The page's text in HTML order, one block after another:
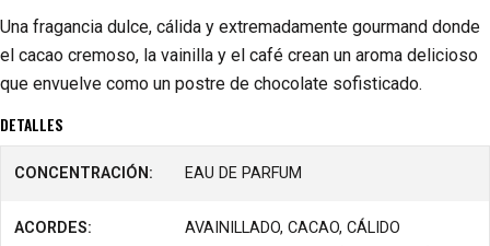
Una fragancia dulce, cálida y extremadamente gourmand donde
el cacao cremoso, la vainilla y el café crean un aroma delicioso
que envuelve como un postre de chocolate sofisticado.
DETALLES
CONCENTRACIÓN: EAU DE PARFUM
ACORDES:
AVAINILLADO, CACAO, CÁLIDO